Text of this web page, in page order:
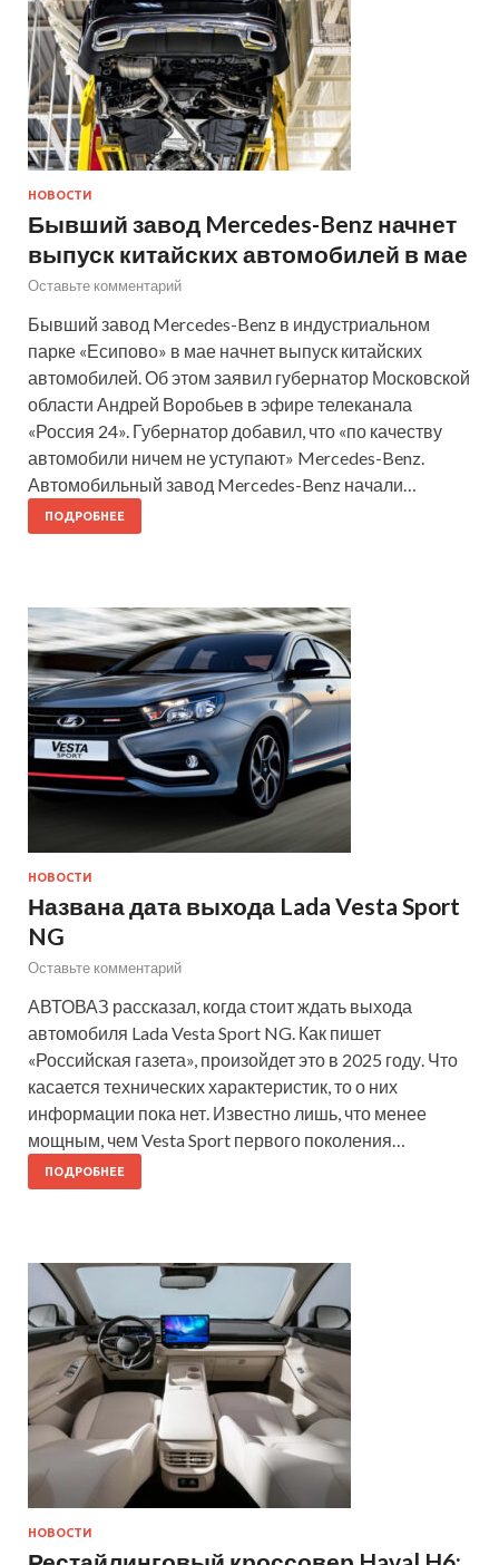
НОВОСТИ
Бывший завод Mercedes-Benz начнет
выпуск китайских автомобилей в мае
Оставьте комментарий
Бывший завод Mercedes-Benz в индустриальном
парке «Есипово» в мае начнет выпуск китайских
автомобилей. Об этом заявил губернатор Московской
области Андрей Воробьев в эфире телеканала
«Россия 24». Губернатор добавил, что «по качеству
автомобили ничем не уступают» Mercedes-Benz.
Автомобильный завод Mercedes-Benz начали…
ПОДРОБНЕЕ
НОВОСТИ
Названа дата выхода Lada Vesta Sport
NG
Оставьте комментарий
АВТОВАЗ рассказал, когда стоит ждать выхода
автомобиля Lada Vesta Sport NG. Как пишет
«Российская газета», произойдет это в 2025 году. Что
касается технических характеристик, то о них
информации пока нет. Известно лишь, что менее
мощным, чем Vesta Sport первого поколения…
ПОДРОБНЕЕ
НОВОСТИ